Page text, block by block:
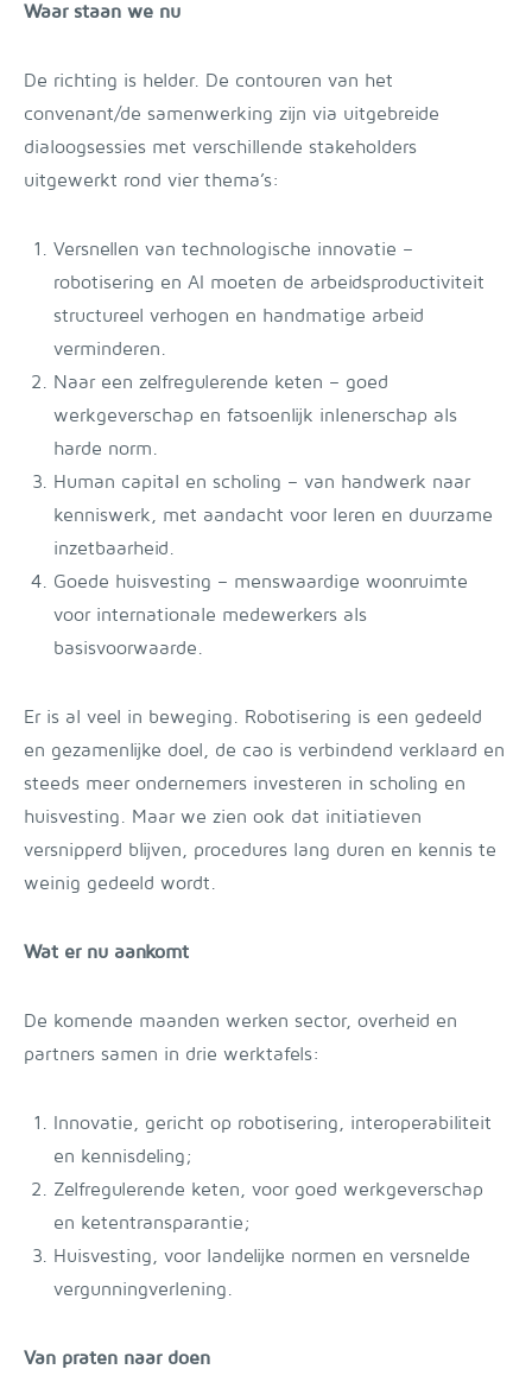
Waar staan we nu
De richting is helder. De contouren van het
convenant/de samenwerking zijn via uitgebreide
dialoogsessies met verschillende stakeholders
uitgewerkt rond vier thema’s:
Versnellen van technologische innovatie –
robotisering en AI moeten de arbeidsproductiviteit
structureel verhogen en handmatige arbeid
verminderen.
Naar een zelfregulerende keten – goed
werkgeverschap en fatsoenlijk inlenerschap als
harde norm.
Human capital en scholing – van handwerk naar
kenniswerk, met aandacht voor leren en duurzame
inzetbaarheid.
Goede huisvesting – menswaardige woonruimte
voor internationale medewerkers als
basisvoorwaarde.
Er is al veel in beweging. Robotisering is een gedeeld
en gezamenlijke doel, de cao is verbindend verklaard en
steeds meer ondernemers investeren in scholing en
huisvesting. Maar we zien ook dat initiatieven
versnipperd blijven, procedures lang duren en kennis te
weinig gedeeld wordt.
Wat er nu aankomt
De komende maanden werken sector, overheid en
partners samen in drie werktafels:
Innovatie, gericht op robotisering, interoperabiliteit
en kennisdeling;
Zelfregulerende keten, voor goed werkgeverschap
en ketentransparantie;
Huisvesting, voor landelijke normen en versnelde
vergunningverlening.
Van praten naar doen